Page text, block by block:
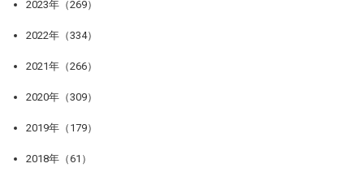
2023年（269）
2022年（334）
2021年（266）
2020年（309）
2019年（179）
2018年（61）